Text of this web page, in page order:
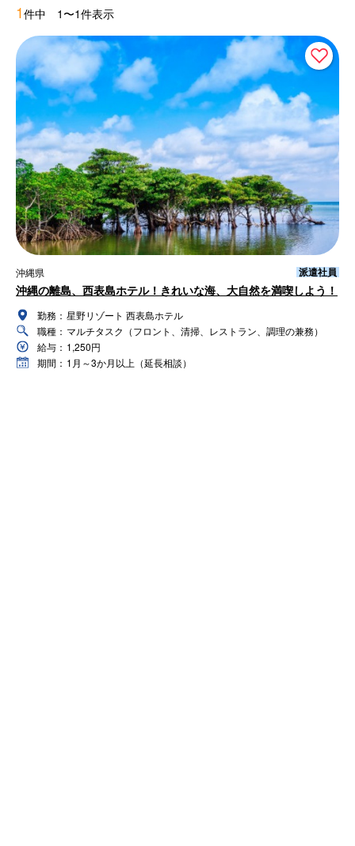
1件中 1〜1件表示
沖縄県 派遣社員
沖縄の離島、西表島ホテル！きれいな海、大自然を満喫しよう！
勤務： 星野リゾート 西表島ホテル
職種： マルチタスク（フロント、清掃、レストラン、調理の兼務）
給与： 1,250円
期間： 1月～3か月以上（延長相談）